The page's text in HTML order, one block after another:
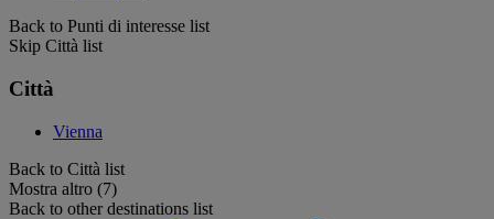
Back to Punti di interesse list
Skip Città list
Città
Vienna
Back to Città list
Mostra altro (7)
Back to other destinations list